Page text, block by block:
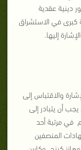
دينية عقدية
كبرى في الاستشراق
إليها.
والاقتباس إلى
يجب أن يتبادر إلى
في مرتبة أحد
المنصفين